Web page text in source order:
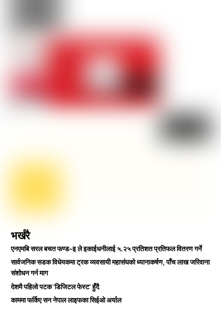
भर्खरै
एनएमबि सरल बचत फण्ड–इ ले इकाईधनीलाई ५.२५ प्रतिशत प्रतिफल वितरण गर्ने
सार्वजनिक सडक विधेयकमा ट्रक व्यवसायी महासंघको ध्यानाकर्षण, पाँच लाख जरिवाना
संशोधन गर्न माग
देशमै पहिलो पटक ‘डिजिटल फेस्ट’ हुँदै
काममा फर्किए सन नेपाल लाइफका सिईओ अर्याल